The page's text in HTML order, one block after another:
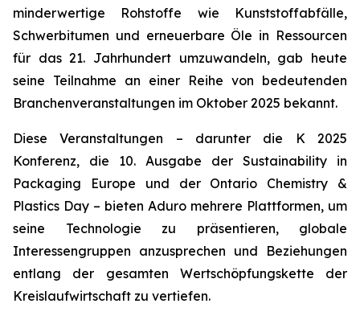
minderwertige Rohstoffe wie Kunststoffabfälle,
Schwerbitumen und erneuerbare Öle in Ressourcen
für das 21. Jahrhundert umzuwandeln, gab heute
seine Teilnahme an einer Reihe von bedeutenden
Branchenveranstaltungen im Oktober 2025 bekannt.
Diese Veranstaltungen – darunter die K 2025
Konferenz, die 10. Ausgabe der Sustainability in
Packaging Europe und der Ontario Chemistry &
Plastics Day – bieten Aduro mehrere Plattformen, um
seine Technologie zu präsentieren, globale
Interessengruppen anzusprechen und Beziehungen
entlang der gesamten Wertschöpfungskette der
Kreislaufwirtschaft zu vertiefen.